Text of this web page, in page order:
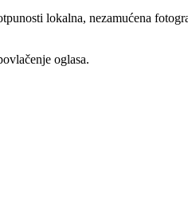
lokalna, nezamućena
oglasa.